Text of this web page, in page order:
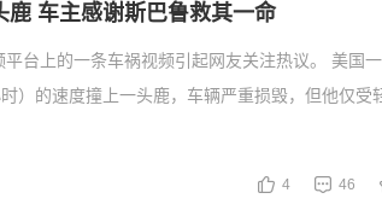
车主感谢斯巴鲁救其一命
台上的一条车祸视频引起网友关注热议。 美国
）的速度撞上一头鹿，车辆严重损毁，但他仅受
4 46